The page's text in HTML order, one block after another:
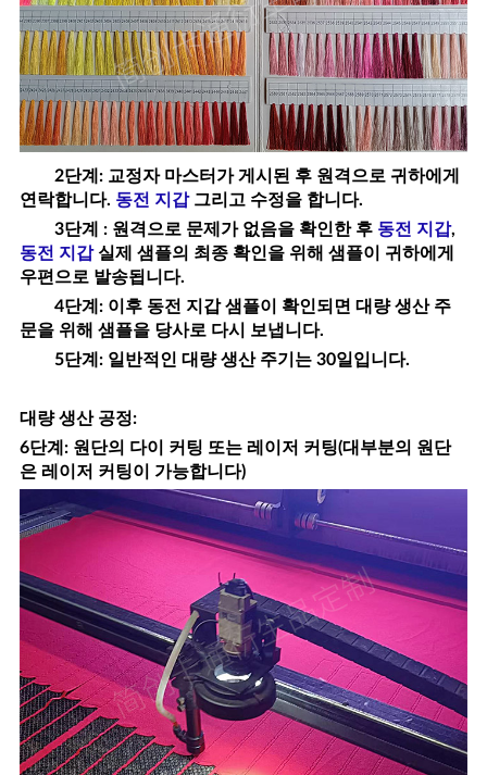
2단계: 교정자 마스터가 게시된 후 원격으로 귀하에게
연락합니다. 동전 지갑그리고 수정을 합니다.
3단계 : 원격으로 문제가 없음을 확인한 후 동전 지갑,
동전 지갑실제 샘플의 최종 확인을 위해 샘플이 귀하에게
우편으로 발송됩니다.
4단계: 이후 동전 지갑샘플이 확인되면 대량 생산 주
문을 위해 샘플을 당사로 다시 보냅니다.
5단계: 일반적인 대량 생산 주기는 30일입니다.
대량 생산 공정:
6단계: 원단의 다이 커팅 또는 레이저 커팅(대부분의 원단
은 레이저 커팅이 가능합니다)